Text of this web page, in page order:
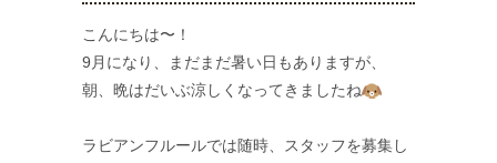
こんにちは〜！
9月になり、まだまだ暑い日もありますが、
朝、晩はだいぶ涼しくなってきましたね
ラビアンフルールでは随時、スタッフを募集し